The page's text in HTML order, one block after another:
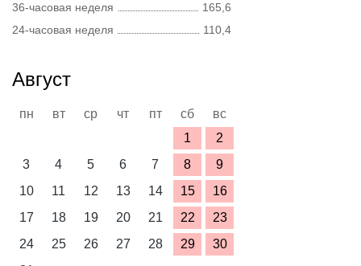
36-часовая неделя
165,6
24-часовая неделя
110,4
Август
пн вт ср чт пт сб
вс
1
2
3
4 5 6 7 8
9
10
11 12 13 14 15
16
17
18 19 20 21 22
23
24
25 26 27 28 29
30